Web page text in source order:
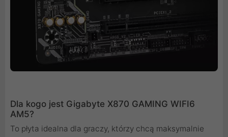
Dla kogo jest Gigabyte X870 GAMING WIFI6
AM5?
To płyta idealna dla graczy, którzy chcą maksymalnie